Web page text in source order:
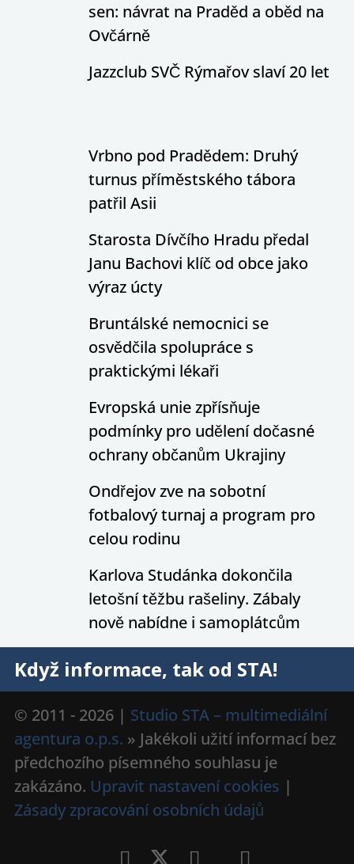
sen: návrat na Praděd a oběd na
Ovčárně
Jazzclub SVČ Rýmařov slaví 20 let
Vrbno pod Pradědem: Druhý
turnus příměstského tábora
patřil Asii
Starosta Dívčího Hradu předal
Janu Bachovi klíč od obce jako
výraz úcty
Bruntálské nemocnici se
osvědčila spolupráce s
praktickými lékaři
Evropská unie zpřísňuje
podmínky pro udělení dočasné
ochrany občanům Ukrajiny
Ondřejov zve na sobotní
fotbalový turnaj a program pro
celou rodinu
Karlova Studánka dokončila
letošní těžbu rašeliny. Zábaly
nově nabídne i samoplátcům
Když informace, tak od STA!
© 2011 - 2026 | Studio STA – multimediální
agentura o.p.s. » Jakékoli užití informací bez
předchozího písemného souhlasu je
zakázáno. Upravit nastavení cookies |
Zásady zpracování osobních údajů